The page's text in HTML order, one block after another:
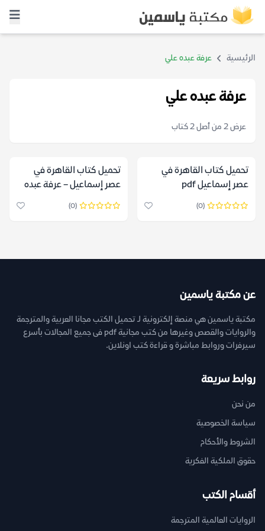
الرئيسية عرفة عبده علي
عرفة عبده علي
عرض 2 من أصل 2 كتاب
تحميل كتاب القاهرة في
عصر إسماعيل pdf
(0)
تحميل كتاب القاهرة في
عصر إسماعيل – عرفة عبده
علي
(0)
عن مكتبة ياسمين
مكتبة ياسمين هي منصة إلكترونية لـ تحميل الكتب مجانا العربية والمترجمة
والروايات والقصص وغيرها من كتب مجانية pdf فى جميع المجالات بأسرع
سيرفرات وروابط مباشرة و قراءة كتب اونلاين.
روابط سريعة
من نحن
سياسة الخصوصية
الشروط والأحكام
حقوق الملكية الفكرية
أقسام الكتب
الروايات العالمية المترجمة